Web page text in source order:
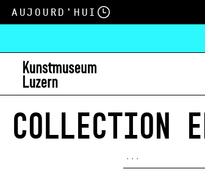
Aujourd’hui
COLLECTION